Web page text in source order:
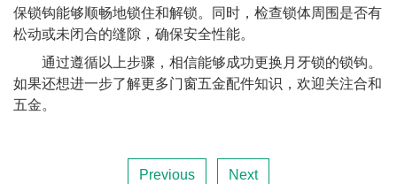
保锁钩能够顺畅地锁住和解锁。同时，检查锁体周围是否有
松动或未闭合的缝隙，确保安全性能。
通过遵循以上步骤，相信能够成功更换月牙锁的锁钩。
如果还想进一步了解更多门窗五金配件知识，欢迎关注合和
五金。
Previous Next